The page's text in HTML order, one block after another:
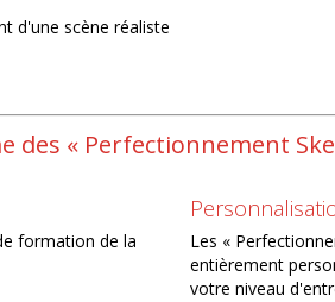
d'une scène réaliste
des « Perfectionnement
formation de la
Les «
entièrement
votre niveau